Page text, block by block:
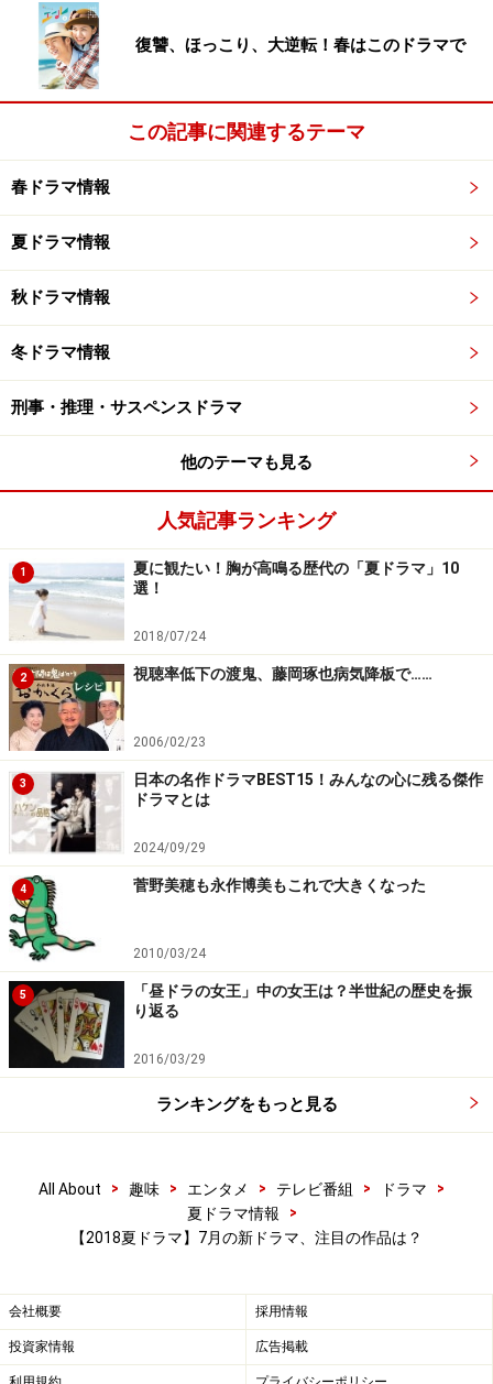
る前にやり返す」です。
『ゼロ 一攫千金ゲーム』
原作で金を賭けたゲームもの。ただ主演の加藤シゲアキ
が未成年飲酒問題で始まる前からミソをつけてしまった
ので、どうなるでしょうか。
攻めと守りのテレビ朝日
白洲迅、塚本高史、吉田鋼太郎、北大路欣也
木曜20時
『遺留捜査』上川隆也、栗山千明、戸田恵子、
『ハゲタカ』綾野剛、渡部篤郎、沢尻エリカ、
光石研、小林薫
『dele』山田孝之、菅田将暉
土曜23:15『ヒモメン』窪田正孝、川口春奈
刑事ドラマで確実にヒット狙いは相変わらずですが、刑
事ドラマ以外が攻めています。
筆頭は『dele』。山田孝之・菅田将暉ダブル主演だけで
魅力は十分。『ストレイヤーズ・クロニクル』の本多孝
好が原案・脚本を担当。さらに脚本には『SP』
『BORDER』『CRISIS』の金城一紀、『グラスホッパ
ー』監督の瀧本智行など多様なメンバーが参加するメデ
ィアミックス企画。舞台は故人のデジタル情報を削除す
る事務所。真柴(菅田)が依頼者の死亡確認をするなかで
故人の人生や秘密に触れ、車椅子の坂上所長(山田)が情
報を抹消してきます。
は企業買収がテーマ、2007年に大森南朋主
演でNHKが制作した作品を再ドラマ化。NHK版は原作を
ル要素があるようです。
『ヒモメン』は実家を追い出された翔ちゃん(窪田)と看
復讐、ほっこり、大逆転！春はこのドラマで
この記事に関連するテーマ
春ドラマ情報
夏ドラマ情報
秋ドラマ情報
冬ドラマ情報
刑事・推理・サスペンスドラマ
他のテーマも見る
人気記事ランキング
1
夏に観たい！胸が高鳴る歴代の「夏ドラマ」10
選！
2018/07/24
2 視聴率低下の渡鬼、藤岡琢也病気降板で……
2006/02/23
3
日本の名作ドラマBEST15！みんなの心に残る傑作
ドラマとは
2024/09/29
4 菅野美穂も永作博美もこれで大きくなった
2010/03/24
5
「昼ドラの女王」中の女王は？半世紀の歴史を振
り返る
2016/03/29
ランキングをもっと見る
All About > 趣味 > エンタメ > テレビ番組 > ドラマ
>
夏ドラマ情報
>
【2018夏ドラマ】7月の新ドラマ、注目の作品は？
会社概要 採用情報
投資家情報 広告掲載